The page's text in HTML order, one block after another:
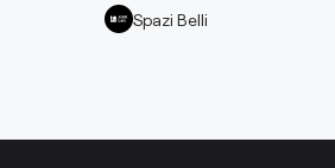
Spazi Belli